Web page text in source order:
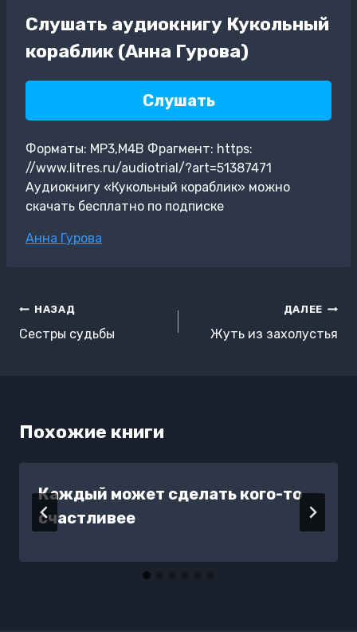
Слушать аудиокнигу Кукольный
кораблик (Анна Гурова)
Слушать
Форматы: MP3,M4B Фрагмент: https:
//www.litres.ru/audiotrial/?art=51387471
Аудиокнигу «Кукольный кораблик» можно
скачать бесплатно по подписке
Метки
Анна Гурова
Навигация
по
НАЗАД
Сестры судьбы
ДАЛЕЕ
Жуть из захолустья
Похожие книги
Каждый может сделать кого-то
счастливее